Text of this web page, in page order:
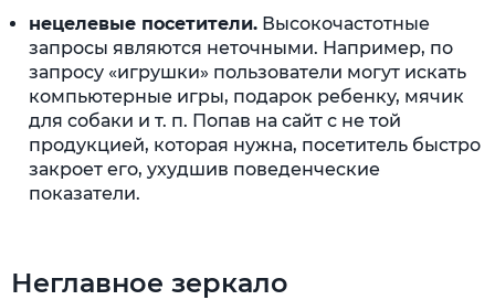
нецелевые посетители. Высокочастотные
запросы являются неточными. Например, по
запросу «игрушки» пользователи могут искать
компьютерные игры, подарок ребенку, мячик
для собаки и т. п. Попав на сайт с не той
продукцией, которая нужна, посетитель быстро
закроет его, ухудшив поведенческие
показатели.
Неглавное зеркало